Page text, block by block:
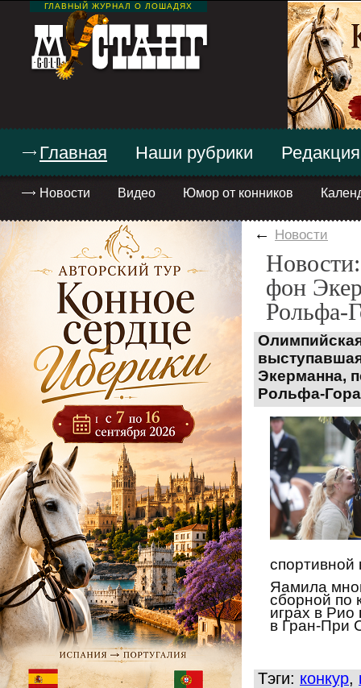
ГЛАВНЫЙ ЖУРНАЛ О ЛОШАДЯХ
Главная
Новости Видео Юмор от конников
Наши рубрики Редакция
← Новости
фон
Рольфа-
Экерманна,
Рольфа-
спортивной
Яамила
сборной по
играх в Рио
в Гран-При
Тэги: конкур,